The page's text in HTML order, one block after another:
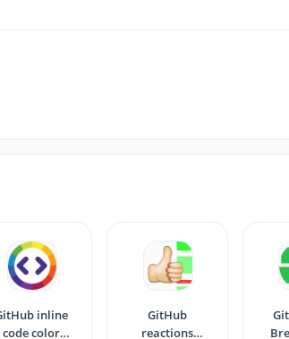
inline
code color
GitHub
reactions